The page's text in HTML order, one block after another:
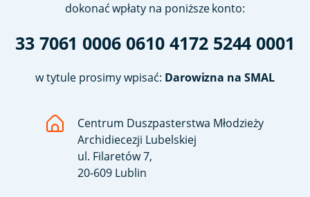
dokonać wpłaty na poniższe konto:
33 7061 0006 0610 4172 5244 0001
w tytule prosimy wpisać: Darowizna na SMAL
Centrum Duszpasterstwa Młodzieży
Archidiecezji Lubelskiej
ul. Filaretów 7,
20-609 Lublin